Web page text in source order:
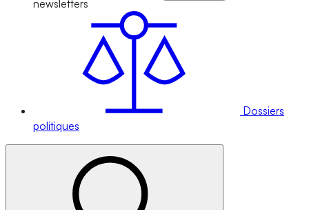
newsletters
Dossiers
politiques